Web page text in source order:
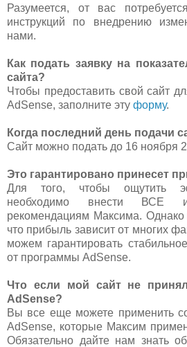
Разумеется, от вас
инструкций по внедрению
нами.
Как подать заявку на
сайта?
Чтобы предоставить свой сайт
AdSense, заполните эту форму.
Когда последний день подачи
Сайт можно подать до 16 ноября
Это гарантировано принесет
Для того, чтобы ощутить
необходимо внести ВСЕ
рекомендациям Максима.
что прибыль зависит от многих
можем гарантировать
от программы AdSense.
Что если мой сайт не
AdSense?
Вы все еще можете применить
AdSense, которые Максим
Обязательно дайте нам знать